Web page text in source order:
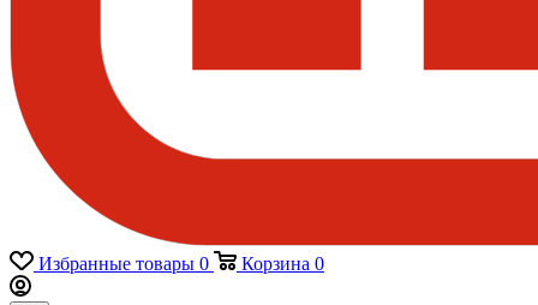
Избранные товары 0 Корзина 0